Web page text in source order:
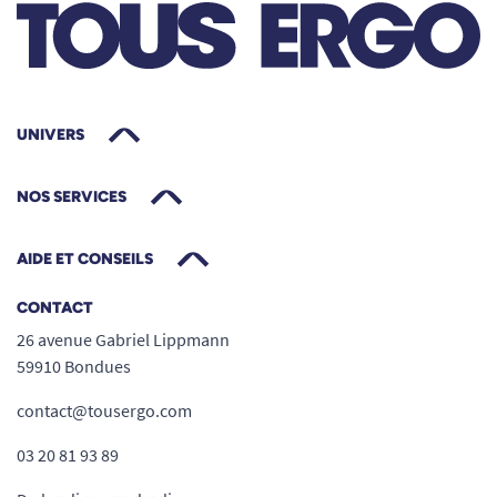
taille 70 - 110 cm), conçu pour fixer tous
types de protections (couches
anatomiques, garnitures, changes
Confort exceptionnel grâce à son tissu
couture irritante : adapté même aux peaux
invisible sous les vêtements du quotidien.
Entretien facile : lavable en machine jusqu’à
même en cas de mobilité réduite ou de
UNIVERS
NOS SERVICES
AIDE ET CONSEILS
CONTACT
26 avenue Gabriel Lippmann
59910 Bondues
contact@tousergo.com
03 20 81 93 89